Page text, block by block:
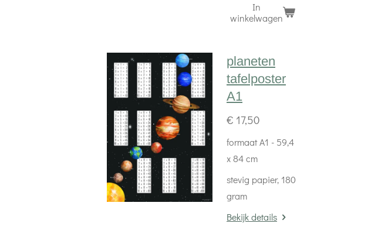
In
winkelwagen
planeten
tafelposter
A1
€ 17,50
formaat A1 - 59,4
x 84 cm
stevig papier, 180
gram
Bekijk details